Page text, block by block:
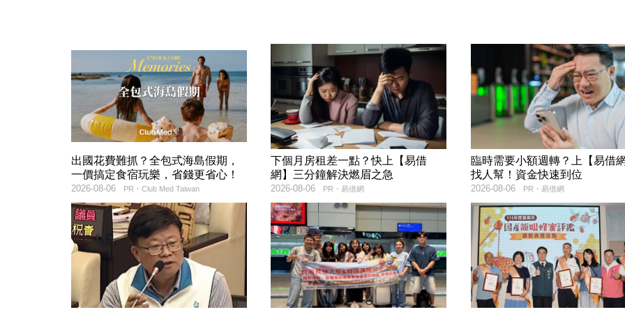
出國花費難抓？全包式海島假期，
一價搞定食宿玩樂，省錢更省心！
PR・Club Med Taiwan
2026-08-06
下個月房租差一點？快上【易借
網】三分鐘解決燃眉之急
PR・易借網
2026-08-06
臨時需要小額週轉？上【易借
找人幫！資金快速到位
PR・易借網
2026-08-06